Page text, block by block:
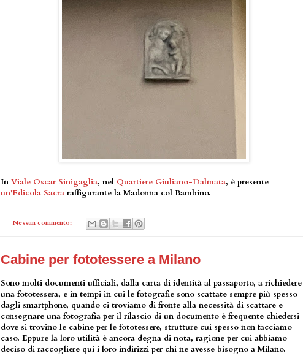
In Viale Oscar Sinigaglia, nel Quartiere Giuliano-Dalmata, è presente
un'Edicola Sacra raffigurante la Madonna col Bambino.
Nessun commento:
Cabine per fototessere a Milano
Sono molti documenti ufficiali, dalla carta di identità al passaporto, a richiedere
una fototessera, e in tempi in cui le fotografie sono scattate sempre più spesso
dagli smartphone, quando ci troviamo di fronte alla necessità di scattare e
consegnare una fotografia per il rilascio di un documento è frequente chiedersi
dove si trovino le cabine per le fototessere, strutture cui spesso non facciamo
caso. Eppure la loro utilità è ancora degna di nota, ragione per cui abbiamo
deciso di raccogliere qui i loro indirizzi per chi ne avesse bisogno a Milano.